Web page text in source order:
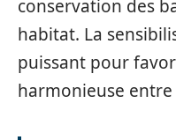
conservation des
habitat. La
puissant pour
harmonieuse